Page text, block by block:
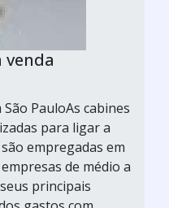
venda
PauloAs cabines
para ligar a
empregadas em
de médio a
principais